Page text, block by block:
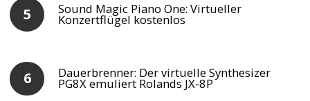
Sound Magic Piano One: Virtueller
Konzertflügel kostenlos
Dauerbrenner: Der virtuelle Synthesizer
PG8X emuliert Rolands JX-8P